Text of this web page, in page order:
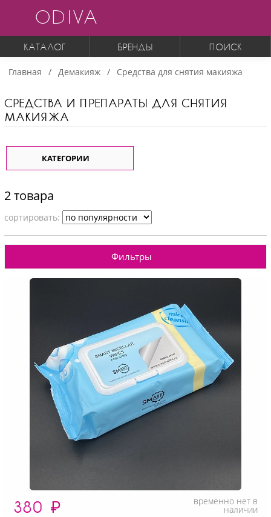
ODIVA
КАТАЛОГ БРЕНДЫ ПОИСК
Главная Демакияж Средства для снятия макияжа
СРЕДСТВА И ПРЕПАРАТЫ ДЛЯ СНЯТИЯ
МАКИЯЖА
КАТЕГОРИИ
2 товара
cортировать:
Фильтры
380 ₽ временно нет в
наличии